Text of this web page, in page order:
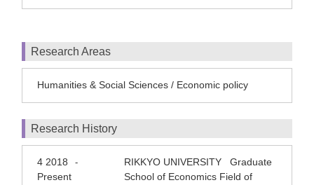
Research Areas
Humanities & Social Sciences / Economic policy
Research History
4 2018 -
Present
RIKKYO UNIVERSITY Graduate
School of Economics Field of